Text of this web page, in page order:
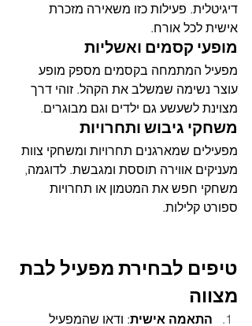
דיגיטלית. פעילות כזו משאירה מזכרת
אישית לכל אורח.
מופעי קסמים ואשליות
מפעיל המתמחה בקסמים מספק מופע
עוצר נשימה שמשלב את הקהל. זוהי דרך
מצוינת לשעשע גם ילדים וגם מבוגרים.
משחקי גיבוש ותחרויות
מפעילים שמארגנים תחרויות ומשחקי צוות
מעניקים אווירה תוססת ומגבשת. לדוגמה,
משחקי חפש את המטמון או תחרויות
ספורט קלילות.
טיפים לבחירת מפעיל לבת
מצווה
התאמה אישית: ודאו שהמפעיל